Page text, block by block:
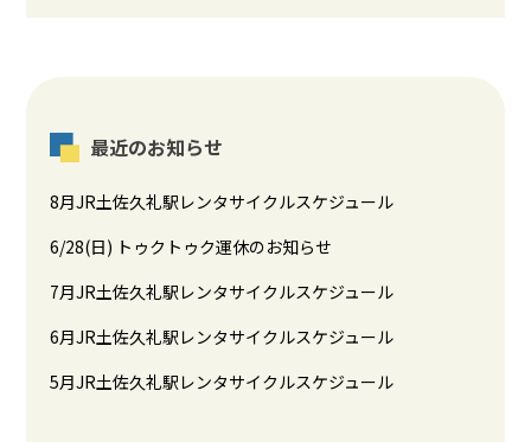
最近のお知らせ
8月JR土佐久礼駅レンタサイクルスケジュール
6/28(日) トゥクトゥク運休のお知らせ
7月JR土佐久礼駅レンタサイクルスケジュール
6月JR土佐久礼駅レンタサイクルスケジュール
5月JR土佐久礼駅レンタサイクルスケジュール